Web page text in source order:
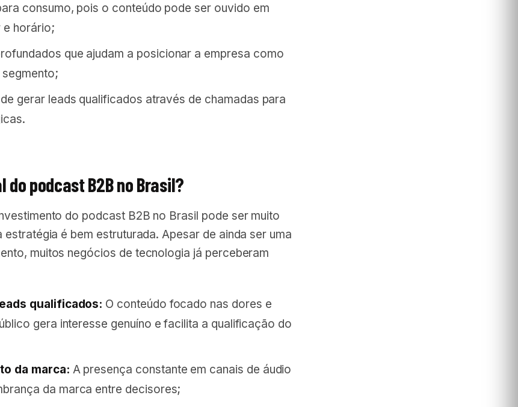
consumo, pois o conteúdo pode ser ouvido em
e horário;
que ajudam a posicionar a empresa como
gerar leads qualificados através de chamadas para
do podcast B2B no Brasil?
do podcast B2B no Brasil pode ser muito
estratégia é bem estruturada. Apesar de ainda ser uma
muitos negócios de tecnologia já perceberam
qualificados: O conteúdo focado nas dores e
gera interesse genuíno e facilita a qualificação do
da marca: A presença constante em canais de áudio
da marca entre decisores;